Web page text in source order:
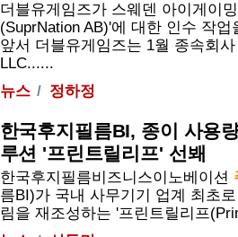
더블유게임즈가 스웨덴 아이게이
(SuprNation AB)'에 대한 인수 작
앞서 더블유게임즈는 1월 종속회
LLC......
뉴스
정하정
한국후지필름BI, 종이 사용
루션 '프린트릴리프' 선봬
한국후지필름비즈니스이노베이션
름BI)가 국내 사무기기 업계 최초
림을 재조성하는 '프린트릴리프